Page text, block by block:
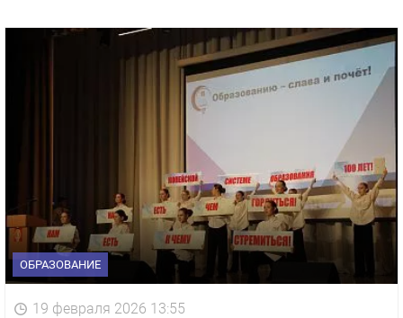
ОБРАЗОВАНИЕ
19 февраля 2026 13:55